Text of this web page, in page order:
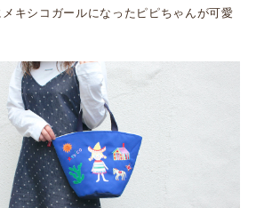
キシコガールになったピピちゃんが可愛